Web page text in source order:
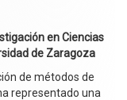
en Ciencias
de Zaragoza
de métodos de
representado una